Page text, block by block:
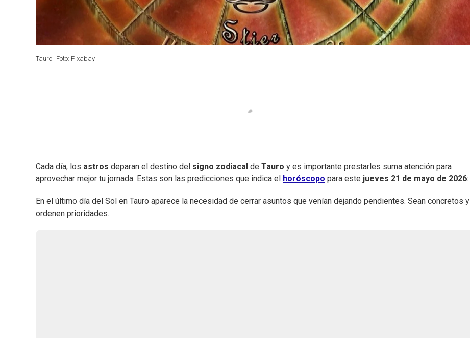
Tauro. Foto: Pixabay
Cada día, los astros deparan el destino del signo zodiacal de Tauro y es importante prestarles suma atención para
aprovechar mejor tu jornada. Estas son las predicciones que indica el
horóscopo para este jueves 21 de mayo de 2026:
En el último día del Sol en Tauro aparece la necesidad de cerrar asuntos que venían dejando pendientes. Sean concretos y
ordenen prioridades.